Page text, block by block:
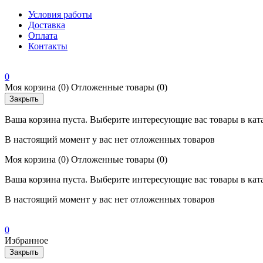
Условия работы
Доставка
Оплата
Контакты
0
Моя корзина (0) Отложенные товары (0)
Закрыть
Ваша корзина пуста. Выберите интересующие вас товары в
В настоящий момент у вас нет отложенных товаров
Моя корзина (0) Отложенные товары (0)
Ваша корзина пуста. Выберите интересующие вас товары в
В настоящий момент у вас нет отложенных товаров
0
Избранное
Закрыть